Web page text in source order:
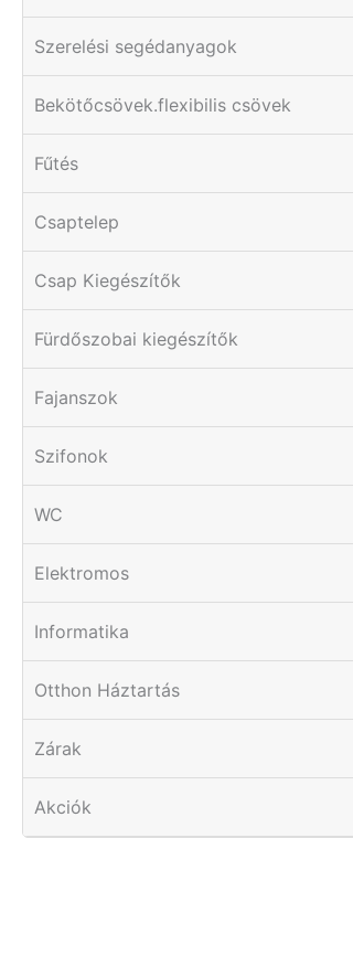
Szerelési segédanyagok
Bekötőcsövek.flexibilis csövek
Fűtés
Csaptelep
Csap Kiegészítők
Fürdőszobai kiegészítők
Fajanszok
Szifonok
WC
Elektromos
Informatika
Otthon Háztartás
Zárak
Akciók